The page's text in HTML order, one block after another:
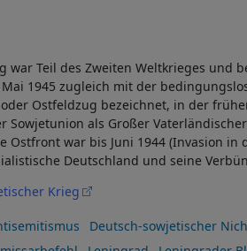
war Teil des Zweiten Weltkrieges und
1945 zugleich mit der
Ostfeldzug bezeichnet, in der
als Großer
Ostfront war bis Juni 1944 (Invasion
Deutschland und seine
Krieg
Deutsch-sowjetischer